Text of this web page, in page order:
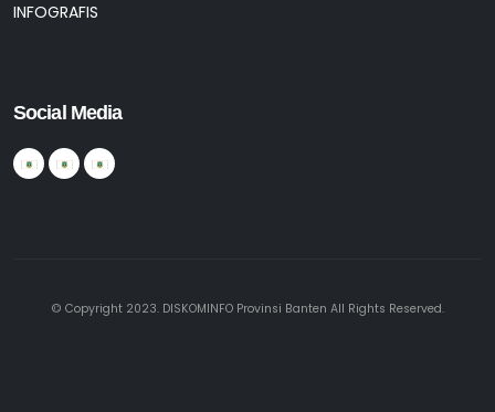
INFOGRAFIS
Social Media
© Copyright 2023. DISKOMINFO Provinsi Banten All Rights Reserved.